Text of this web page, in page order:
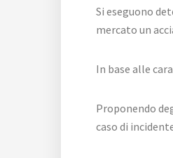
Si eseguono
mercato un
In base alle
Proponendo
caso di